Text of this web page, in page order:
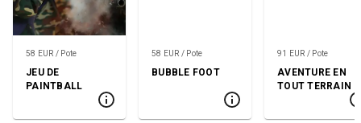
58 EUR / Pote
JEU DE
PAINTBALL
58 EUR / Pote
BUBBLE FOOT
91 EUR / Pote
AVENTURE EN
TOUT TERRAIN